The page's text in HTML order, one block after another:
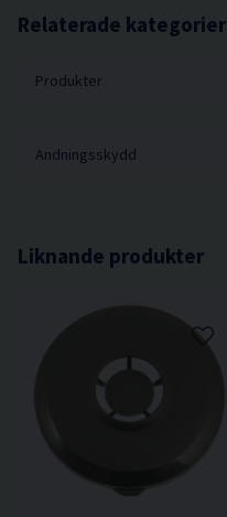
Relaterade kategorier
Produkter
Andningsskydd
Liknande produkter